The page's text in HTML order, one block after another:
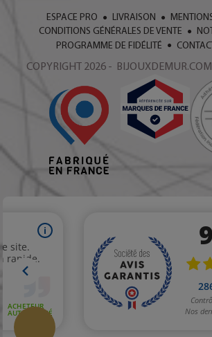
ESPACE PRO LIVRAISON
CONDITIONS GÉNÉRALES DE VENTE
PROGRAMME DE FIDÉLITÉ
COPYRIGHT 2026 -